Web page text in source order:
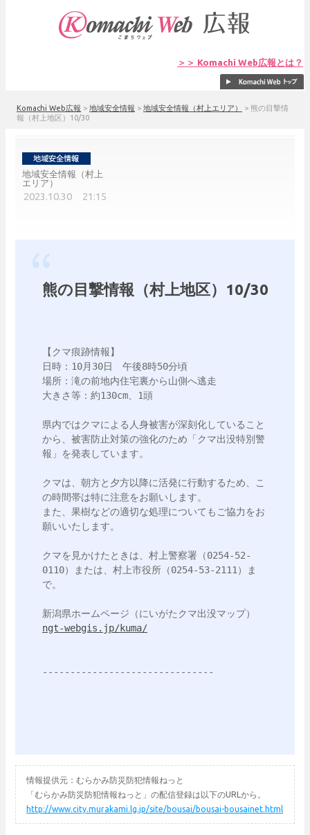
＞＞ Komachi Web広報とは？
Komachi Web広報 > 地域安全情報 > 地域安全情報（村上エリア） > 熊の目撃情
報（村上地区）10/30
地域安全情報（村上
エリア）
2023.10.30 21:15
熊の目撃情報（村上地区）10/30
【クマ痕跡情報】
日時：10月30日　午後8時50分頃
場所：滝の前地内住宅裏から山側へ逃走
大きさ等：約130cm、1頭
県内ではクマによる人身被害が深刻化していること
から、被害防止対策の強化のため「クマ出没特別警
報」を発表しています。
クマは、朝方と夕方以降に活発に行動するため、こ
の時間帯は特に注意をお願いします。
また、果樹などの適切な処理についてもご協力をお
願いいたします。
クマを見かけたときは、村上警察署（0254-52-
0110）または、村上市役所（0254-53-2111）ま
で。
ngt-webgis.jp/kuma/
情報提供元：むらかみ防災防犯情報ねっと
「むらかみ防災防犯情報ねっと」の配信登録は以下のURLから。
http://www.city.murakami.lg.jp/site/bousai/bousai-bousainet.html